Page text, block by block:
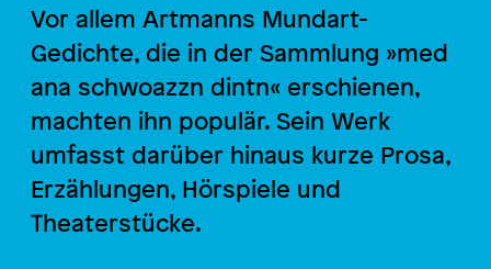
Vor allem Artmanns Mundart-
Gedichte, die in der Sammlung »med
ana schwoazzn dintn« erschienen,
machten ihn populär. Sein Werk
umfasst darüber hinaus kurze Prosa,
Erzählungen, Hörspiele und
Theaterstücke.